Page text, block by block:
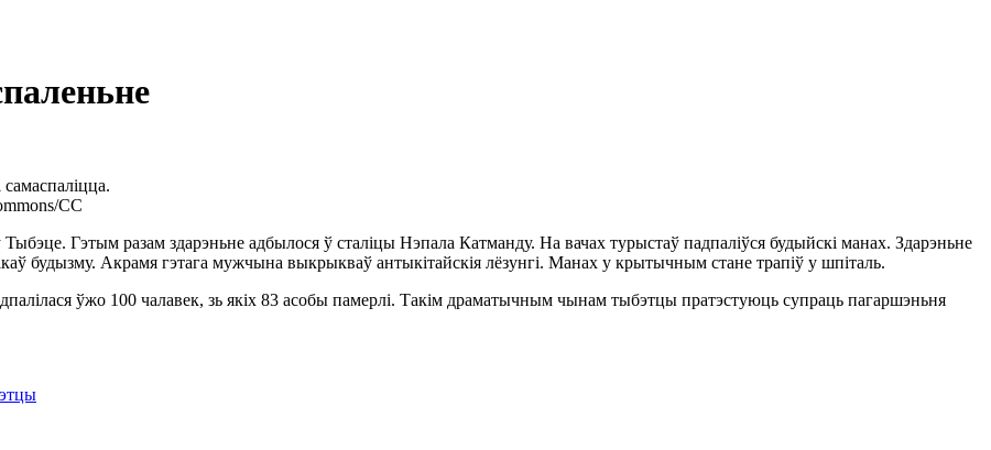
CC
Гэтым разам здарэньне адбылося ў сталіцы Нэпала Катманду. На вачах турыстаў падпаліўся будыйскі манах. Здарэньне
будызму. Акрамя гэтага мужчына выкрыкваў антыкітайскія лёзунгі. Манах у крытычным стане трапіў у шпіталь.
ўжо 100 чалавек, зь якіх 83 асобы памерлі. Такім драматычным чынам тыбэтцы пратэстуюць супраць пагаршэньня